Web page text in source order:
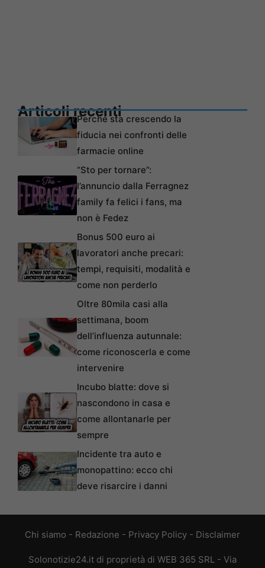
Articoli recentiPerché sta crescendo la
fiducia nei confronti delle
farmacie online
“Sto per tornare”:
l’annuncio dalla Ferragnez
family fa felici i fans, ma
non è Fedez
Bonus 500 euro ai
lavoratori anche precari:
tempi, requisiti, modalità e
come non perderlo
Oltre 80mila casi alla
settimana, boom
dell’influenza autunnale:
come riconoscerla e come
intervenire
Incubo blatte: dove si
nascondono in casa e
come allontanarle per
sempre
Incidente tra auto e
monopattino: ecco chi
deve risarcire i danni
Chi siamo - Redazione - Privacy Policy - Disclaimer
Solonotizie24.it di proprietà di WEB 365 SRL - Via